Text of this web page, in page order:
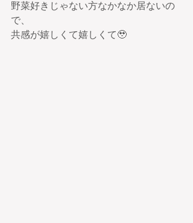
野菜好きじゃない方なかなか居ないの
で、
共感が嬉しくて嬉しくて🥹